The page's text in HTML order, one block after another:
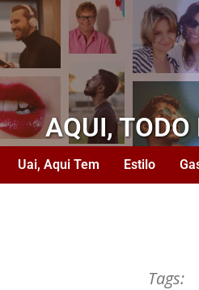
AQUI, TODO
Uai, Aqui Tem Estilo
Tags: